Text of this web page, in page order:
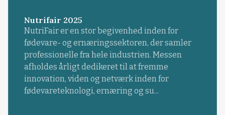
Nutrifair 2025
NutriFair er en stor begivenhed inden for
fødevare- og ernæringssektoren, der samler
professionelle fra hele industrien. Messen
afholdes årligt dedikeret til at fremme
innovation, viden og netværk inden for
fødevareteknologi, ernæring og su...